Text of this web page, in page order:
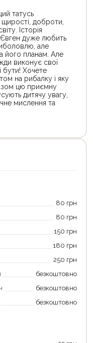
татусь
доброти,
Історія
дуже любить
але
його планам. Але
виконує свої
бути! Хочете
на рибалку і яку
цю приємну
дитячу увагу,
мислення та
80 грн
80 грн
150 грн
180 грн
250 грн
безкоштовно
безкоштовно
безкоштовно